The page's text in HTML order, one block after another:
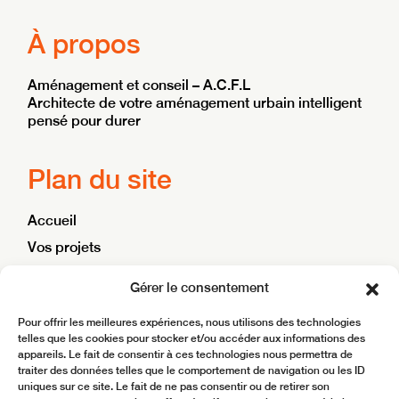
Gérer le consentement
Pour offrir les meilleures expériences, nous utilisons des technologies
telles que les cookies pour stocker et/ou accéder aux informations des
appareils. Le fait de consentir à ces technologies nous permettra de
traiter des données telles que le comportement de navigation ou les ID
uniques sur ce site. Le fait de ne pas consentir ou de retirer son
À propos
Aménagement et conseil – A.C.F.L
Architecte de votre aménagement urbain intelligent
pensé pour durer
Plan du site
Accueil
Vos projets
Contact
Site réalisé parBoostMyBiz